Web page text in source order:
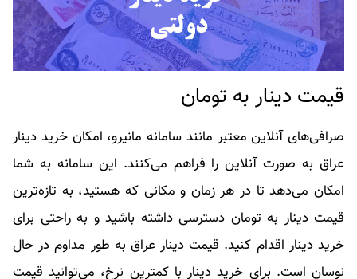
قیمت دینار به تومان
صرافی‌های آنلاین معتبر مانند سامانه مانیرو، امکان خرید دینار
عراق به صورت آنلاین را فراهم می‌کنند. این سامانه به شما
امکان می‌دهد تا در هر زمان و مکانی که هستید، به تازه‌ترین
قیمت دینار به تومان دسترسی داشته باشید و به راحتی برای
خرید دینار اقدام کنید. قیمت دینار عراق به طور مداوم در حال
نوسان است. برای خرید دینار با کمترین نرخ، می‌توانید قیمت